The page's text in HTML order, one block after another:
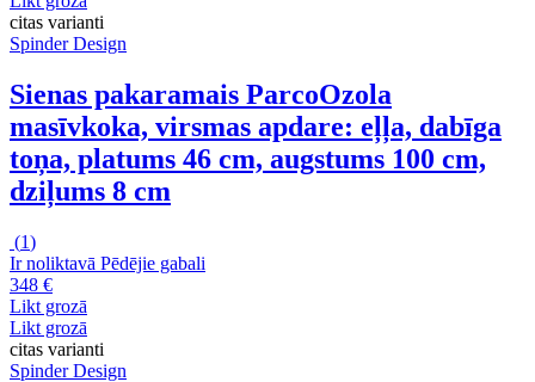
citas varianti
Spinder Design
Sienas pakaramais ParcoOzola
masīvkoka, virsmas apdare: eļļa, dabīga
toņa, platums 46 cm, augstums 100 cm,
dziļums 8 cm
(1)
Ir noliktavā Pēdējie gabali
348 €
Likt grozā
Likt grozā
citas varianti
Spinder Design